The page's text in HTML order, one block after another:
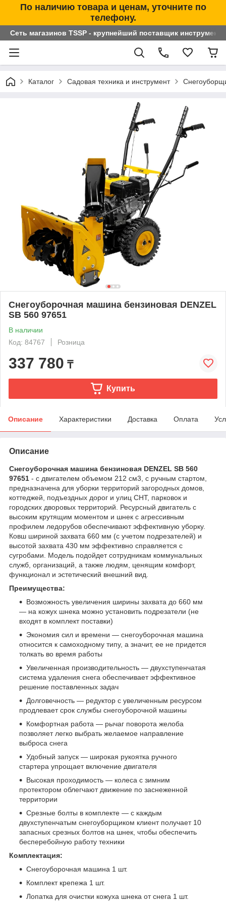
По наличию товара и ценам, уточните по
телефону.
Сеть магазинов TSSP - крупнейший поставщик
Каталог Садовая техника и инструмент
Снегоуборочная машина бензиновая DENZEL
SB 560 97651
В наличии
Код: 84767
Розница
337 780 ₸
Купить
Описание Характеристики Доставка Оплата
Описание
Снегоуборочная машина бензиновая DENZEL SB 560
97651 - с двигателем объемом 212 cм3, с ручным стартом,
предназначена для уборки территорий загородных домов,
коттеджей, подъездных дорог и улиц СНТ, парковок и
городских дворовых территорий. Ресурсный двигатель с
высоким крутящим моментом и шнек с агрессивным
профилем ледорубов обеспечивают эффективную уборку.
Ковш шириной захвата 660 мм (с учетом подрезателей) и
высотой захвата 430 мм эффективно справляется с
сугробами. Модель подойдет сотрудникам коммунальных
служб, организаций, а также людям, ценящим комфорт,
функционал и эстетический внешний вид.
Преимущества:
Возможность увеличения ширины захвата до 660 мм
— на кожух шнека можно установить подрезатели (не
входят в комплект поставки)
Экономия сил и времени — снегоуборочная машина
относится к самоходному типу, а значит, ее не придется
толкать во время работы
Увеличенная производительность — двухступенчатая
система удаления снега обеспечивает эффективное
решение поставленных задач
Долговечность — редуктор с увеличенным ресурсом
продлевает срок службы снегоуборочной машины
Комфортная работа — рычаг поворота желоба
позволяет легко выбрать желаемое направление
выброса снега
Удобный запуск — широкая рукоятка ручного
стартера упрощает включение двигателя
Высокая проходимость — колеса с зимним
протектором облегчают движение по заснеженной
территории
Срезные болты в комплекте — с каждым
двухступенчатым снегоуборщиком клиент получает 10
запасных срезных болтов на шнек, чтобы обеспечить
бесперебойную работу техники
Комплектация:
Снегоуборочная машина 1 шт.
Комплект крепежа 1 шт.
Лопатка для очистки кожуха шнека от снега 1 шт.